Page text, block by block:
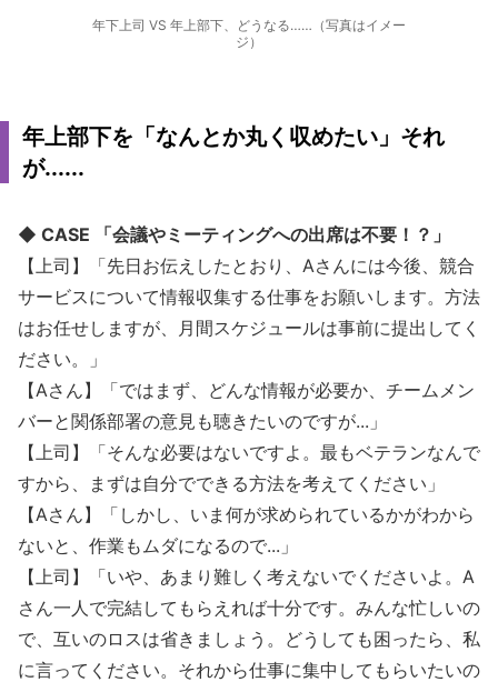
年下上司 VS 年上部下、どうなる……（写真はイメー
ジ）
年上部下を「なんとか丸く収めたい」それ
が......
◆ CASE 「会議やミーティングへの出席は不要！？」
【上司】「先日お伝えしたとおり、Aさんには今後、競合
サービスについて情報収集する仕事をお願いします。方法
はお任せしますが、月間スケジュールは事前に提出してく
ださい。」
【Aさん】「ではまず、どんな情報が必要か、チームメン
バーと関係部署の意見も聴きたいのですが...」
【上司】「そんな必要はないですよ。最もベテランなんで
すから、まずは自分でできる方法を考えてください」
【Aさん】「しかし、いま何が求められているかがわから
ないと、作業もムダになるので...」
【上司】「いや、あまり難しく考えないでくださいよ。A
さん一人で完結してもらえれば十分です。みんな忙しいの
で、互いのロスは省きましょう。どうしても困ったら、私
に言ってください。それから仕事に集中してもらいたいの